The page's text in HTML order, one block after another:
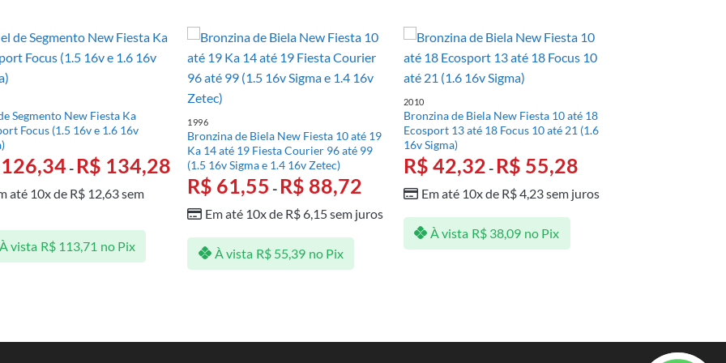
Segmento New Fiesta Ka
Focus (1.5 16v e 1.6 16v
- R$ 134,28
até 10x de R$ 12,63sem
vista R$113,71 no Pix
1996
Bronzina de Biela New Fiesta 10 até 19
Ka 14 até 19 Fiesta Courier 96 até 99
(1.5 16v Sigma e 1.4 16v Zetec)
R$ 61,55 - R$ 88,72
Em até 10x de R$ 6,15sem juros
À vista R$55,39 no Pix
2010
Bronzina de Biela New Fiesta 10 até 18
Ecosport 13 até 18 Focus 10 até 21 (1.6
16v Sigma)
R$ 42,32 - R$ 55,28
Em até 10x de R$4,23sem juros
À vista R$ 38,09 no Pix